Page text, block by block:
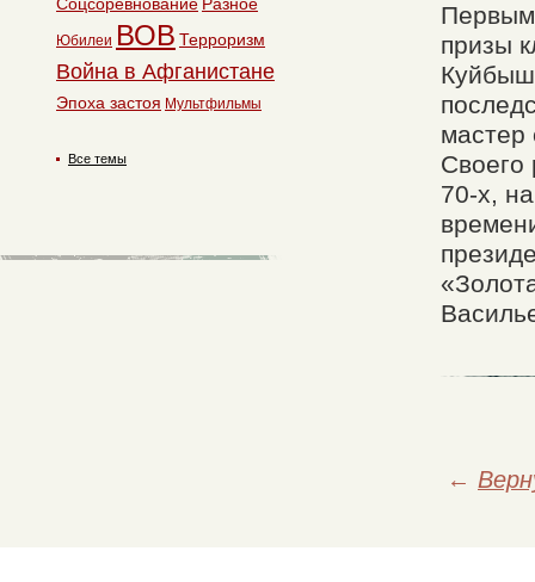
Первым
призы
мастер
Своего
70-х,
←
Юбилеи ВОВ Терроризм
Война в Афганистане
Эпоха застоя Мультфильмы
Все темы